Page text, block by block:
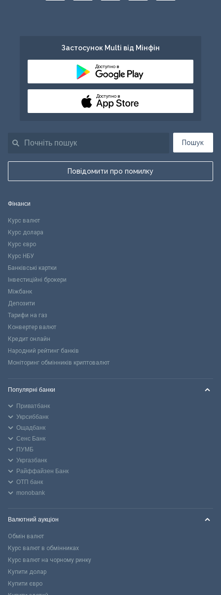
Пошук
Повідомити про помилку
Застосунок Multi від Мінфін
Доступно в
Доступно в
Фінанси
Курс валют
Курс долара
Курс євро
Курс НБУ
Банківські картки
Інвестиційні брокери
Міжбанк
Депозити
Тарифи на газ
Конвертер валют
Кредит онлайн
Народний рейтинг банків
Моніторинг обмінників криптовалют
Популярні банки
Приватбанк
Укрсиббанк
Ощадбанк
Сенс Банк
ПУМБ
Укргазбанк
Райффайзен Банк
ОТП банк
monobank
Валютний аукціон
Обмін валют
Курс валют в обмінниках
Курс валют на чорному ринку
Купити долар
Купити євро